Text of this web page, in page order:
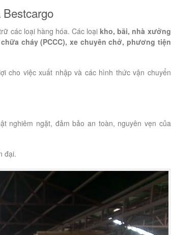
các loại hàng hóa. Các loạikho, bãi, nhà xưởng
cháy (PCCC), xe chuyên chở, phương tiện
cho việc xuất nhập và các hình thức vận chuyển
nghiêm ngặt, đảm bảo an toàn, nguyên vẹn của
đại.